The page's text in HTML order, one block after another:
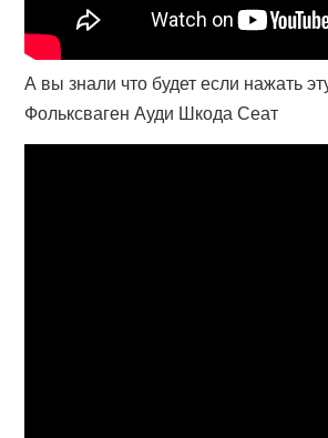
А вы знали что будет если нажать
Фольксваген Ауди Шкода Сеат